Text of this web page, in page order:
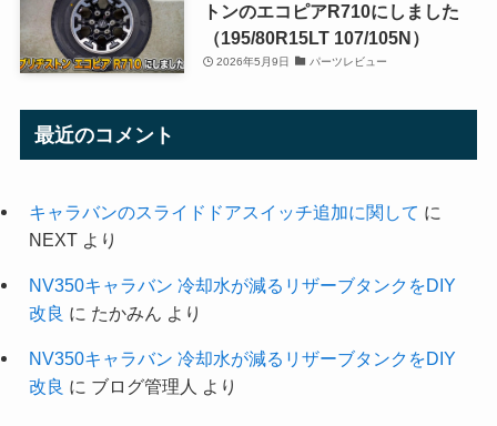
トンのエコピアR710にしました
（195/80R15LT 107/105N）
2026年5月9日 パーツレビュー
最近のコメント
キャラバンのスライドドアスイッチ追加に関して に
NEXTより
NV350キャラバン 冷却水が減るリザーブタンクをDIY
改良 に たかみん より
NV350キャラバン 冷却水が減るリザーブタンクをDIY
改良 に ブログ管理人 より